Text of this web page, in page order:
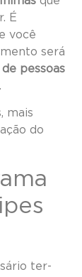
É
você
será
pessoas
mais
do
ter-